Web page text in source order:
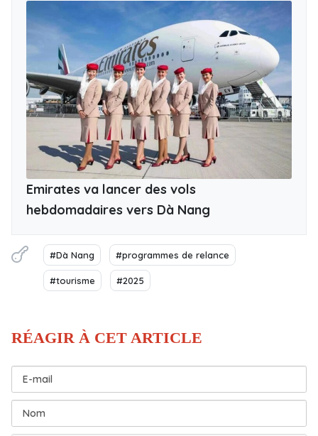
Emirates va lancer des vols
hebdomadaires vers Dà Nang
#Dà Nang #programmes de relance
#tourisme #2025